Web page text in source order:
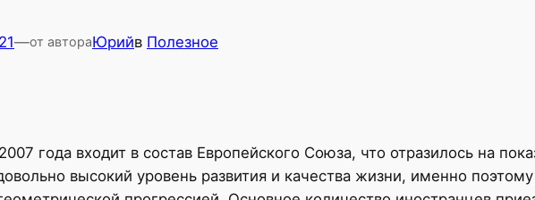
—от автораЮрийв Полезное
года входит в состав Европейского Союза, что отразилось на
высокий уровень развития и качества жизни, именно